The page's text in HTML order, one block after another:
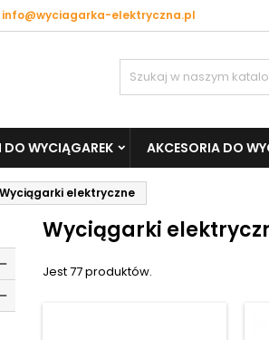
info@wyciagarka-elektryczna.pl
DO WYCIĄGAREK AKCESORIA DO
Wyciągarki elektryczne
Wyciągarki
Jest 77 produktów.